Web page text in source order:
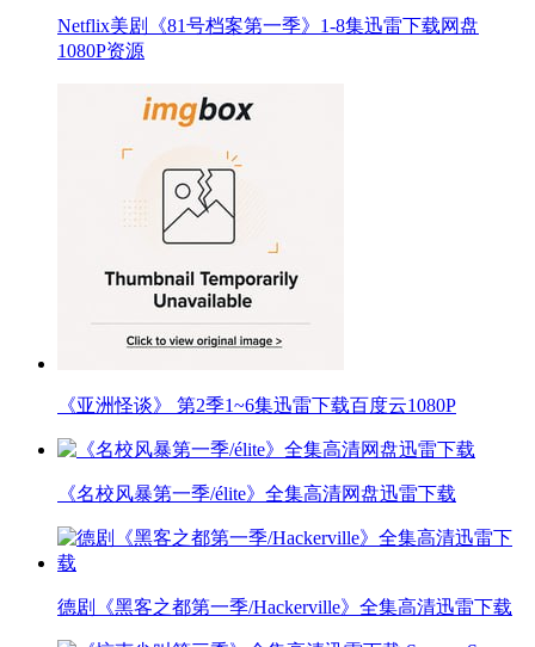
Netflix美剧《81号档案第一季》1-8集迅雷下载网盘
1080P资源
《亚洲怪谈》 第2季1~6集迅雷下载百度云1080P
《名校风暴第一季/élite》全集高清网盘迅雷下载
德剧《黑客之都第一季/Hackerville》全集高清迅雷下载